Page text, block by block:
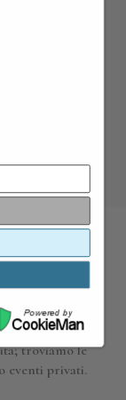
di tutte le
e viaggi su
troviamo le
eventi privati.